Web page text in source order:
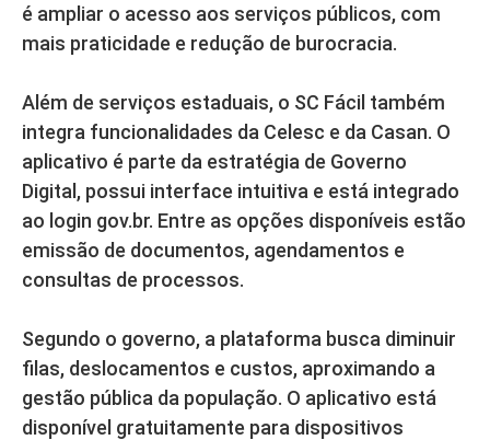
é ampliar o acesso aos serviços públicos, com
mais praticidade e redução de burocracia.
Além de serviços estaduais, o SC Fácil também
integra funcionalidades da Celesc e da Casan. O
aplicativo é parte da estratégia de Governo
Digital, possui interface intuitiva e está integrado
ao login gov.br. Entre as opções disponíveis estão
emissão de documentos, agendamentos e
consultas de processos.
Segundo o governo, a plataforma busca diminuir
filas, deslocamentos e custos, aproximando a
gestão pública da população. O aplicativo está
disponível gratuitamente para dispositivos